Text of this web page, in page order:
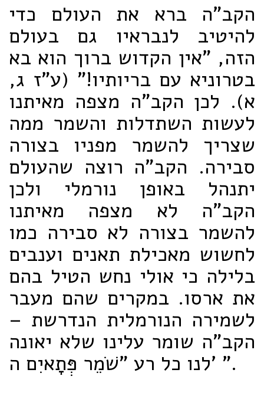
הקב"ה ברא את העולם כדי
להיטיב לנבראיו גם בעולם
הזה, "אין הקדוש ברוך הוא בא
בטרוניא עם בריותיו!" (ע"ז ג,
א). לכן הקב"ה מצפה מאיתנו
לעשות השתדלות והשמר ממה
שצריך להשמר מפניו בצורה
סבירה. הקב"ה רוצה שהעולם
יתנהל באופן נורמלי ולכן
הקב"ה לא מצפה מאיתנו
להשמר בצורה לא סבירה כמו
לחשוש מאכילת תאנים וענבים
בלילה כי אולי נחש הטיל בהם
את ארסו. במקרים שהם מעבר
לשמירה הנורמלית הנדרשת –
הקב"ה שומר עלינו שלא יאונה
לנו כל רע "שֹׁמֵר פְּתָאיִם ה' ".